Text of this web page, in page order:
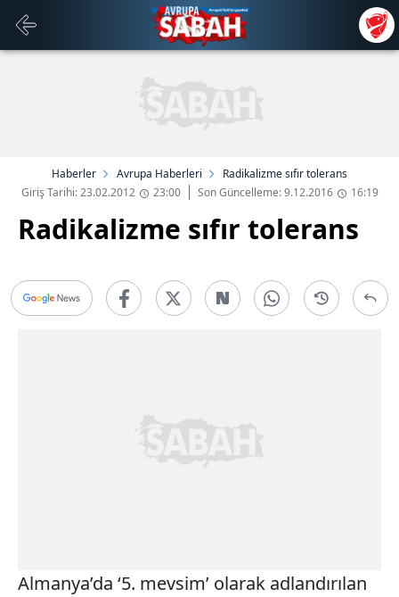
Haberler Avrupa Haberleri
Radikalizme sıfır tolerans
Giriş Tarihi: 23.02.2012
23:00 Son Güncelleme: 9.12.2016 16:19
Radikalizme sıfır tolerans
Almanya’da ‘5. mevsim’ olarak adlandırılan